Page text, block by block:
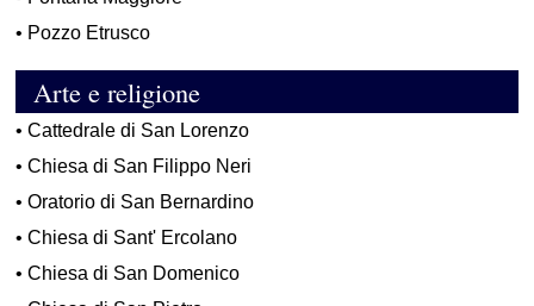
• Pozzo Etrusco
Arte e religione
•Cattedrale di San Lorenzo
•Chiesa di San Filippo Neri
•Oratorio di San Bernardino
•Chiesa di Sant' Ercolano
•Chiesa di San Domenico